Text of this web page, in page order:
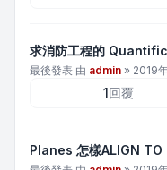
求消防工程的
最後發表 由 admin » 2019
1回覆
Planes 怎樣ALIGN TO